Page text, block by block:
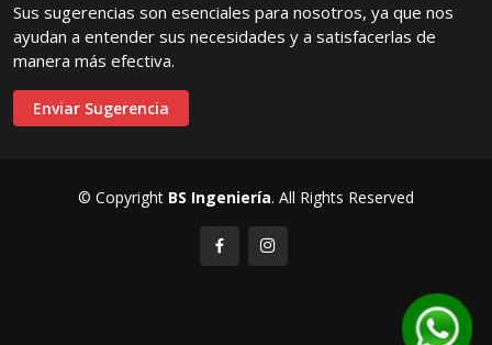
Sus sugerencias son esenciales para nosotros, ya que nos
ayudan a entender sus necesidades y a satisfacerlas de
manera más efectiva.
Enviar Sugerencia
© Copyright BS Ingeniería. All Rights Reserved
PREVENIR EL ARCO
COMPARISON OF